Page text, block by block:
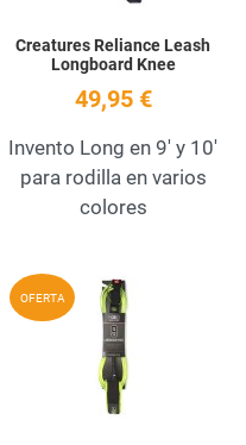
Creatures Reliance Leash
Longboard Knee
49,95 €
Invento Long en 9' y 10'
para rodilla en varios
colores
to Wishlist
OFERTA